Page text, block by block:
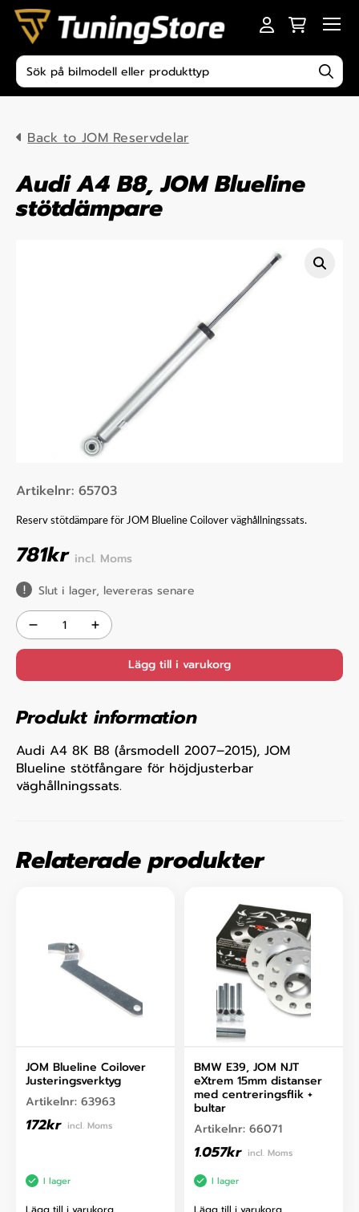
Skip to content
Produktsökning
Back to JOM Reservdelar
Audi A4 B8, JOM Blueline
stötdämpare
Artikelnr: 65703
Reserv stötdämpare för JOM Blueline Coilover väghållningssats.
781kr incl. Moms
Slut i lager, levereras senare
Lägg till i varukorg
Produkt information
Audi A4 8K B8 (årsmodell 2007–2015), JOM
Blueline stötfångare för höjdjusterbar
väghållningssats.
Relaterade produkter
JOM Blueline Coilover
Justeringsverktyg
Artikelnr: 63963
172kr incl. Moms
I lager
BMW E39, JOM NJT
eXtrem 15mm distanser
med centreringsflik +
bultar
Artikelnr: 66071
1.057kr incl. Moms
I lager